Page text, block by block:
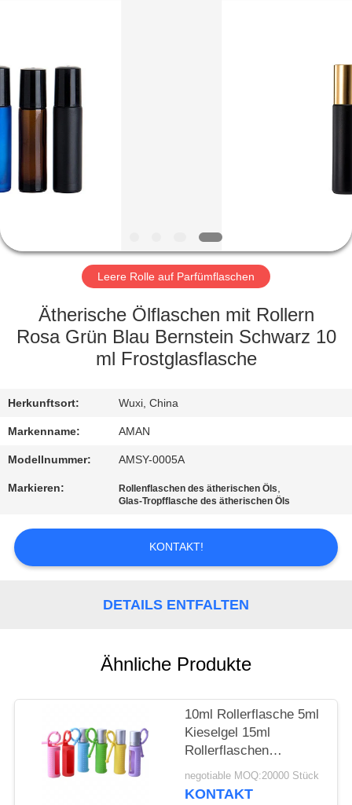
HEIM
PRODUKTE
VIDEOS
VR-
SHOW
ÜBER
UNS
QUALITÄTSKONTROLLE
KONTAKT
UNS
ANFORDERN
SITEMAP
Leere Rolle auf Parfümflaschen
Ätherische Ölflaschen mit Rollern
Rosa Grün Blau Bernstein Schwarz 10
ml Frostglasflasche
Herkunftsort: Wuxi, China
Markenname: AMAN
Modellnummer: AMSY-0005A
Markieren: Rollenflaschen des ätherischen Öls,
Glas-Tropfflasche des ätherischen Öls
KONTAKT!
DETAILS ENTFALTEN
Ähnliche Produkte
10ml Rollerflasche 5ml
Kieselgel 15ml
Rollerflaschen
Tragbare, am Kabel
befestigte,
negotiable MOQ:20000 Stück
KONTAKT